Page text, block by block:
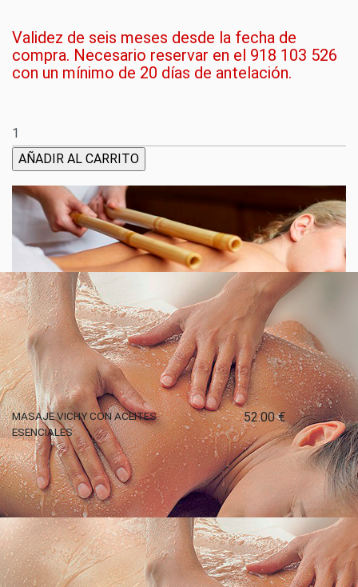
Validez de seis meses desde la fecha de
compra. Necesario reservar en el 918 103 526
con un mínimo de 20 días de antelación.
AÑADIR AL CARRITO
Relacionados
MASAJE VICHY CON ACEITES
ESENCIALES
52.00 €
COMPRA O REGALA